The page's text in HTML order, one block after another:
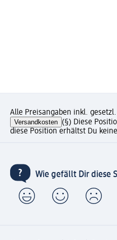
Alle Preisangaben inkl.
Versandkosten (§) Diese
diese Position erhältst Du keine
Wie gefällt Dir diese